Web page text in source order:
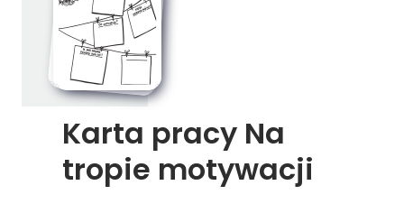
Karta pracy Na
tropie motywacji